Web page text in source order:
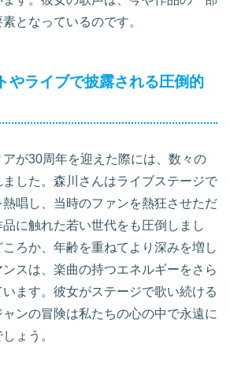
となっているのです。
やライブで披露される圧倒的
が30周年を迎えた際には、数々の
した。森川さんはライブステージで
唱し、当時のファンを熱狂させただ
に触れた若い世代をも圧倒しまし
ろか、年齢を重ねてより深みを増し
スは、楽曲の持つエネルギーをさら
ます。彼女がステージで歌い続ける
ンの冒険は私たちの心の中で永遠に
ょう。